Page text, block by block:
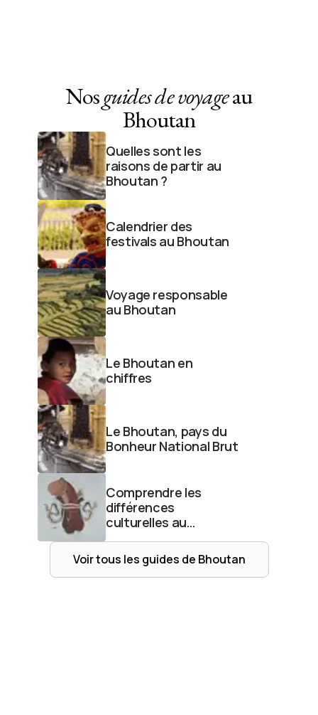
Nosguides de voyageau
Bhoutan
Quelles sont les
raisons de partir au
Bhoutan ?
Calendrier des
festivals au Bhoutan
Voyage responsable
au Bhoutan
Le Bhoutan en
chiffres
Le Bhoutan, pays du
Bonheur National Brut
Comprendre les
différences
culturelles au
Bhoutan
Voir tous les guides de Bhoutan